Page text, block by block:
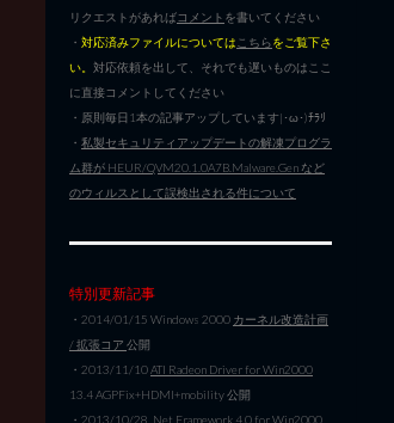
リクエストがあればコメント を書いてください
・ 対応済みファイルについては こちらをご覧下さ
い。 対応依頼を出して、それでも遅いものはここ
に直接コメントしてください
・原則毎日1本の記事アップしています|･ω･)ﾁﾗﾘ
・ 私製セキュリティアップデートの解凍プログラ
ム群が HEUR/QVM20.1.0A7B.Malware.Gen など
のウィルスとして誤検出される件について
特別更新記事
・2014/01/15 Windows 2000 カーネル改造計画
/ 拡張コア 公開
・2013/11/10ATI Radeon Driver for Win2000
13.4 AGPFix+HDMI+mobility 公開
・2013/10/28 .Net Framework 4.0 for Win2000